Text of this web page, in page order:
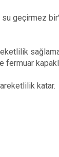
geçirmez
katar.